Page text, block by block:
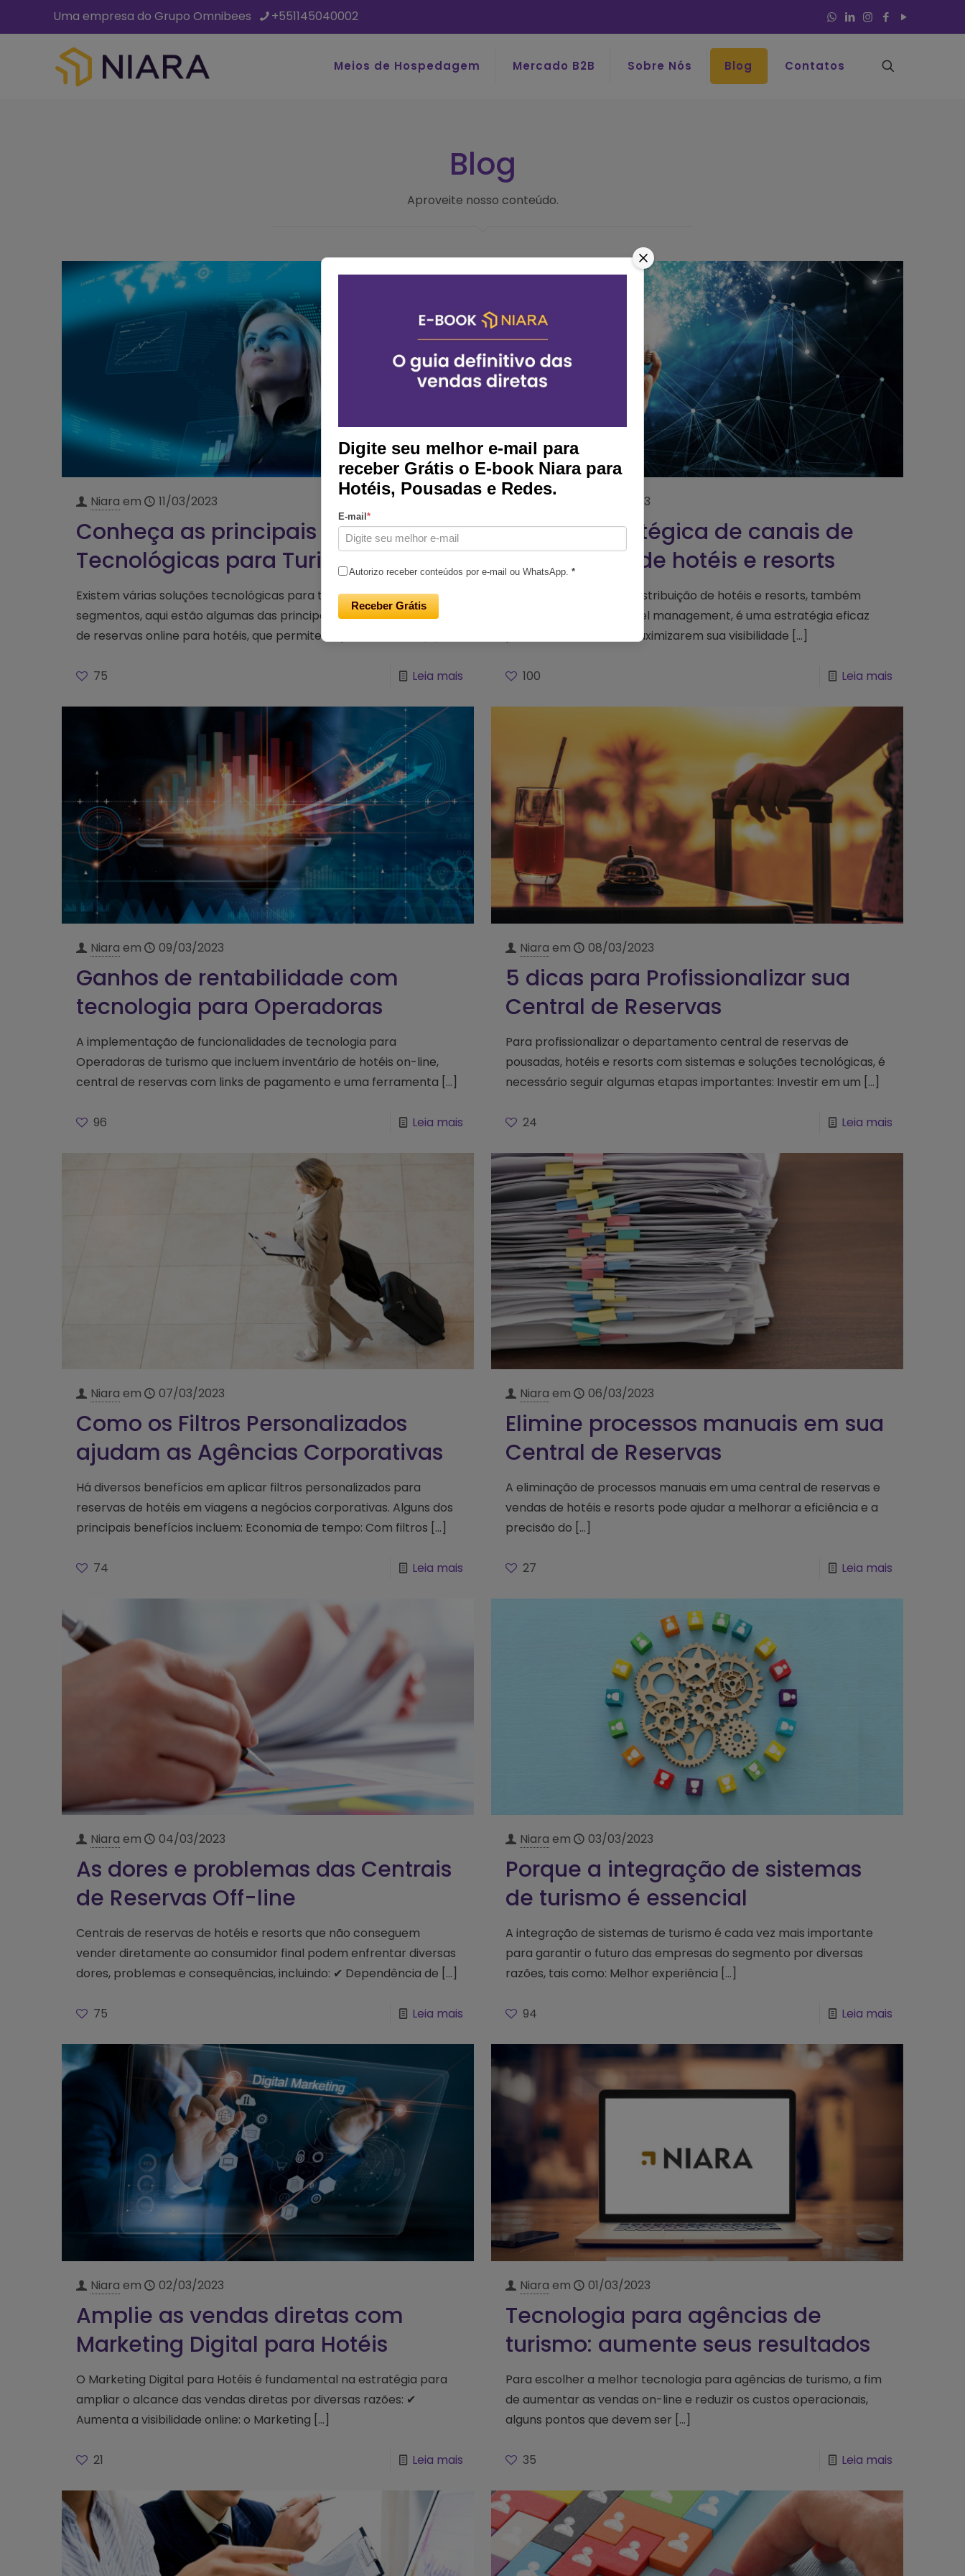
Uma empresa do Grupo Omnibees +551145040002
Meios de Hospedagem Mercado B2B Sobre Nós Blog Contatos
Blog
Aproveite nosso conteúdo.
Niara em 11/03/2023
Conheça as principais Soluções
Tecnológicas para Turismo
Existem várias soluções tecnológicas para turismo em diferentes
segmentos, aqui estão algumas das principais: Hotelaria: Sistemas
de reservas online para hotéis, que permitem que os clientes
75 Leia mais
10/03/2023
Gestão Estratégica de canais de
distribuição de hotéis e resorts
A gestão de canais de distribuição de hotéis e resorts, também
conhecida como channel management, é uma estratégia eficaz
para hotéis e resorts maximizarem sua visibilidade […]
100 Leia mais
Niara em 09/03/2023
Ganhos de rentabilidade com
tecnologia para Operadoras
A implementação de funcionalidades de tecnologia para
Operadoras de turismo que incluem inventário de hotéis on-line,
central de reservas com links de pagamento e uma ferramenta […]
96 Leia mais
Niara em 08/03/2023
5 dicas para Profissionalizar sua
Central de Reservas
Para profissionalizar o departamento central de reservas de
pousadas, hotéis e resorts com sistemas e soluções tecnológicas, é
necessário seguir algumas etapas importantes: Investir em um […]
24 Leia mais
Niara em 07/03/2023
Como os Filtros Personalizados
ajudam as Agências Corporativas
Há diversos benefícios em aplicar filtros personalizados para
reservas de hotéis em viagens a negócios corporativas. Alguns dos
principais benefícios incluem: Economia de tempo: Com filtros […]
74 Leia mais
Niara em 06/03/2023
Elimine processos manuais em sua
Central de Reservas
A eliminação de processos manuais em uma central de reservas e
vendas de hotéis e resorts pode ajudar a melhorar a eficiência e a
precisão do […]
27 Leia mais
Niara em 04/03/2023
As dores e problemas das Centrais
de Reservas Off-line
Centrais de reservas de hotéis e resorts que não conseguem
vender diretamente ao consumidor final podem enfrentar diversas
dores, problemas e consequências, incluindo: ✔ Dependência de […]
75 Leia mais
Niara em 03/03/2023
Porque a integração de sistemas
de turismo é essencial
A integração de sistemas de turismo é cada vez mais importante
para garantir o futuro das empresas do segmento por diversas
razões, tais como: Melhor experiência […]
94 Leia mais
Niara em 02/03/2023
Amplie as vendas diretas com
Marketing Digital para Hotéis
O Marketing Digital para Hotéis é fundamental na estratégia para
ampliar o alcance das vendas diretas por diversas razões: ✔
Aumenta a visibilidade online: o Marketing […]
21 Leia mais
Niara em 01/03/2023
Tecnologia para agências de
turismo: aumente seus resultados
Para escolher a melhor tecnologia para agências de turismo, a fim
de aumentar as vendas on-line e reduzir os custos operacionais,
alguns pontos que devem ser […]
35 Leia mais
Digite seu melhor e-mail para
receber Grátis o E-book Niara para
Hotéis, Pousadas e Redes.
E-mail*
Autorizo receber conteúdos por e-mail ou WhatsApp. *
Receber Grátis